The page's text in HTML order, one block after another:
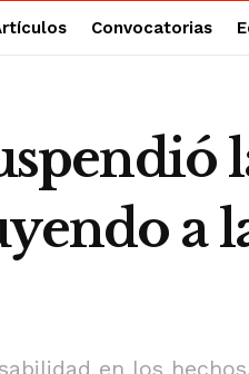
Convocatorias
a